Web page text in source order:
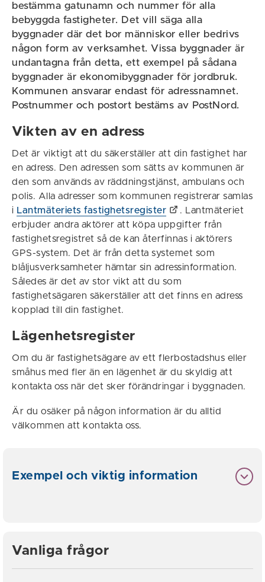
bestämma gatunamn och nummer för alla
bebyggda fastigheter. Det vill säga alla
byggnader där det bor människor eller bedrivs
någon form av verksamhet. Vissa byggnader är
undantagna från detta, ett exempel på sådana
byggnader är ekonomibyggnader för jordbruk.
Kommunen ansvarar endast för adressnamnet.
Postnummer och postort bestäms av PostNord.
Vikten av en adress
Det är viktigt att du säkerställer att din fastighet har
en adress. Den adressen som sätts av kommunen är
den som används av räddningstjänst, ambulans och
polis. Alla adresser som kommunen registrerar samlas
i Lantmäteriets fastighetsregister
. Lantmäteriet
erbjuder andra aktörer att köpa uppgifter från
fastighetsregistret så de kan återfinnas i aktörers
GPS-system. Det är från detta systemet som
blåljusverksamheter hämtar sin adressinformation.
Således är det av stor vikt att du som
fastighetsägaren säkerställer att det finns en adress
kopplad till din fastighet.
Lägenhetsregister
Om du är fastighetsägare av ett flerbostadshus eller
småhus med fler än en lägenhet är du skyldig att
kontakta oss när det sker förändringar i byggnaden.
Är du osäker på någon information är du alltid
välkommen att kontakta oss.
Exempel och viktig information
Vanliga frågor